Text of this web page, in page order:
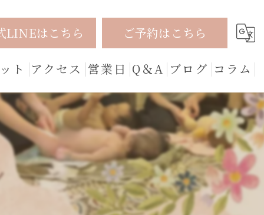
LINEはこちら ご予約はこちら
ト アクセス 営業日 Q＆A ブログ コラム